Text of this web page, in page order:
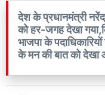
देश के प्रधानमंत्री
को हर-जगह देखा
भाजपा के
के मन की बात को देखा